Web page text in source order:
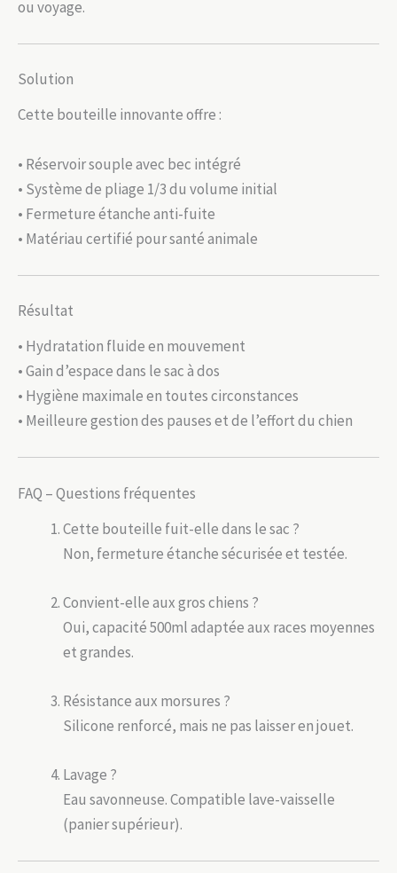
ou voyage.
Solution
Cette bouteille innovante offre :
• Réservoir souple avec bec intégré
• Système de pliage 1/3 du volume initial
• Fermeture étanche anti-fuite
• Matériau certifié pour santé animale
Résultat
• Hydratation fluide en mouvement
• Gain d’espace dans le sac à dos
• Hygiène maximale en toutes circonstances
• Meilleure gestion des pauses et de l’effort du chien
FAQ – Questions fréquentes
Cette bouteille fuit-elle dans le sac ?
Non, fermeture étanche sécurisée et testée.
Convient-elle aux gros chiens ?
Oui, capacité 500ml adaptée aux races moyennes
et grandes.
Résistance aux morsures ?
Silicone renforcé, mais ne pas laisser en jouet.
Lavage ?
Eau savonneuse. Compatible lave-vaisselle
(panier supérieur).